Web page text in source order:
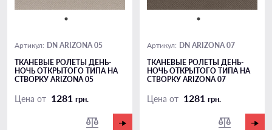
Артикул: DN ARIZONA 05
ТКАНЕВЫЕ РОЛЕТЫ ДЕНЬ-
НОЧЬ ОТКРЫТОГО ТИПА НА
СТВОРКУ ARIZONA 05
Цена от 1281 грн.
Артикул: DN ARIZONA 07
ТКАНЕВЫЕ РОЛЕТЫ ДЕНЬ-
НОЧЬ ОТКРЫТОГО ТИПА НА
СТВОРКУ ARIZONA 07
Цена от 1281 грн.